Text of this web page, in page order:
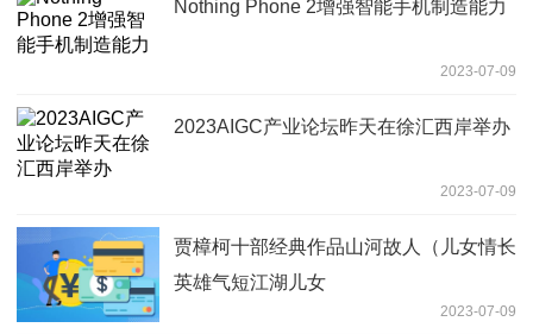
Nothing Phone 2增强智能手机制造能力
2023-07-09
2023AIGC产业论坛昨天在徐汇西岸举办
2023-07-09
贾樟柯十部经典作品山河故人（儿女情长
英雄气短江湖儿女
2023-07-09